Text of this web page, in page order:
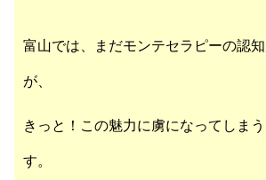
富山では、まだモンテセラピーの認
が、
きっと！この魅力に虜になってしま
す。